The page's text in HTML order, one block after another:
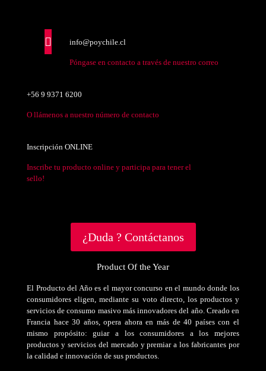
info@poychile.cl
Póngase en contacto a través de nuestro correo
+56 9 9371 6200
O llámenos a nuestro número de contacto
Inscripción ONLINE
Inscribe tu producto online y participa para tener el
sello!
¿Duda ? Contáctanos
Product Of the Year
El Producto del Año es el mayor concurso en el mundo donde los
consumidores eligen, mediante su voto directo, los productos y
servicios de consumo masivo más innovadores del año. Creado en
Francia hace 30 años, opera ahora en más de 40 países con el
mismo propósito: guiar a los consumidores a los mejores
productos y servicios del mercado y premiar a los fabricantes por
la calidad e innovación de sus productos.